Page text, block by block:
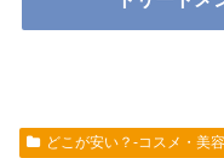
どこが安い？-コスメ・美